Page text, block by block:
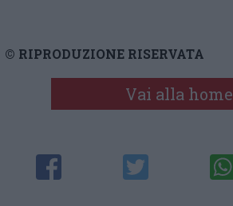
© RIPRODUZIONE RISERVATA
Vai alla home